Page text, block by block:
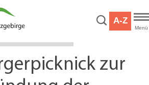
A-Z
Menü
zur